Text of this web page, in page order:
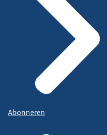
Abonneren